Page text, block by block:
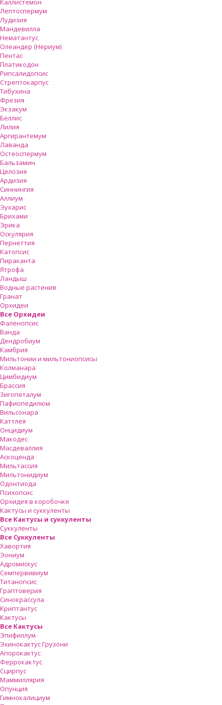
Каллистемон
Лептоспермум
Лудизия
Мандевилла
Нематантус
Олеандер (Нериум)
Пентас
Платикодон
Рипсалидопсис
Стрептокарпус
Тибухина
Фрезия
Экзакум
Беллис
Лилия
Аргирантемум
Лаванда
Остеоспермум
Бальзамин
Целозия
Ардизия
Синнингия
Аллиум
Эухарис
Брихами
Эрика
Оскулярия
Пернеттия
Катопсис
Пираканта
Ятрофа
Ландыш
Водные растения
Гранат
Орхидеи
Все Орхидеи
Фаленопсис
Ванда
Дендробиум
Камбрия
Мильтонии и мильтониопсисы
Колманара
Цимбидиум
Брассия
Зигопеталум
Пафиопедилюм
Вильсонара
Каттлея
Онцидиум
Макодес
Масдеваллия
Аскоценда
Мильтассия
Мильтонидиум
Одонтиода
Психопсис
Орхидея в коробочке
Кактусы и суккуленты
Все Кактусы и суккуленты
Суккуленты
Все Суккуленты
Хавортия
Эониум
Адромискус
Семпервивиум
Титанопсис
Граптоверия
Синокрассула
Криптантус
Кактусы
Все Кактусы
Эпифиллум
Эхинокактус Грузони
Апорокактус
Феррокактус
Сцирпус
Маммиллярия
Опунция
Гимнокалициум